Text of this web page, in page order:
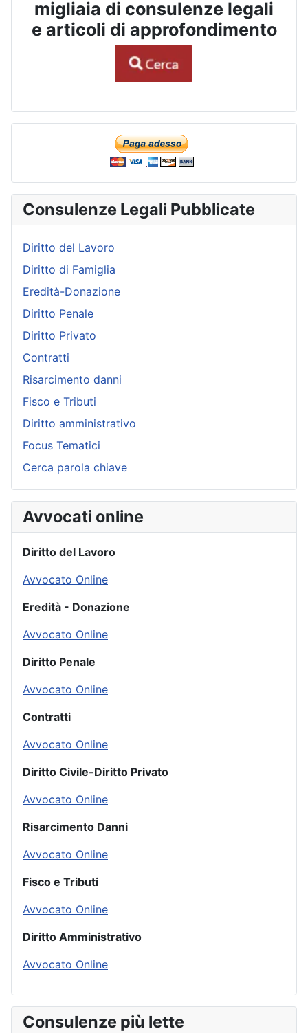
migliaia di consulenze legali
e articoli di approfondimento
Consulenze Legali Pubblicate
Diritto del Lavoro
Diritto di Famiglia
Eredità-Donazione
Diritto Penale
Diritto Privato
Contratti
Risarcimento danni
Fisco e Tributi
Diritto amministrativo
Focus Tematici
Cerca parola chiave
Avvocati online
Diritto del Lavoro
Avvocato Online
Eredità - Donazione
Avvocato Online
Diritto Penale
Avvocato Online
Contratti
Avvocato Online
Diritto Civile-Diritto Privato
Avvocato Online
Risarcimento Danni
Avvocato Online
Fisco e Tributi
Avvocato Online
Diritto Amministrativo
Avvocato Online
Consulenze più lette